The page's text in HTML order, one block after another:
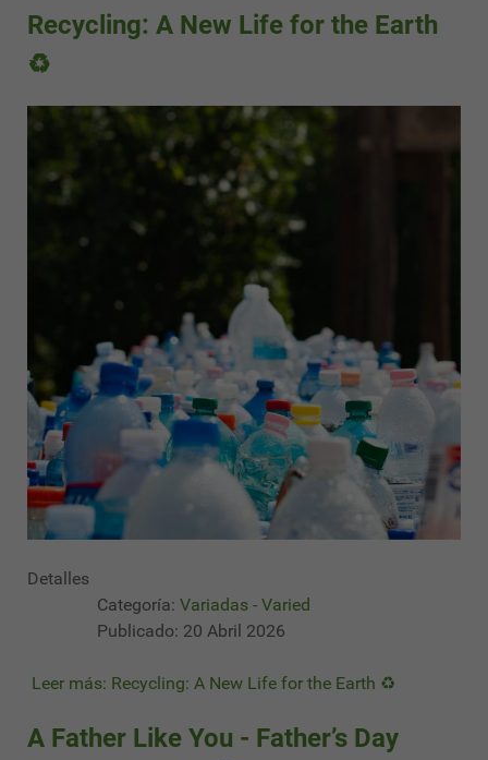
Recycling: A New Life for the Earth
♻
Detalles
Categoría: Variadas - Varied
Publicado: 20 Abril 2026
Leer más: Recycling: A New Life for the Earth ♻
A Father Like You - Father’s Day